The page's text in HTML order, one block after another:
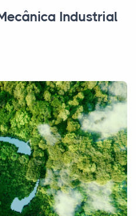
Industrial